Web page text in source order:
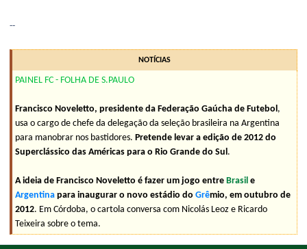
--
NOTÍCIAS
PAINEL FC - FOLHA DE S.PAULO
Francisco Noveletto, presidente da Federação Gaúcha de Futebol ,
usa o cargo de chefe da delegação da seleção brasileira na Argentina
para manobrar nos bastidores. Pretende levar a edição de 2012 do
Superclássico das Américas para o Rio Grande do Sul .
A ideia de Francisco Noveletto é fazer um jogo entre Brasil e
Argentina para inaugurar o novo estádio do Grêmio, em outubro de
2012. Em Córdoba, o cartola conversa com Nicolás Leoz e Ricardo
Teixeira sobre o tema.